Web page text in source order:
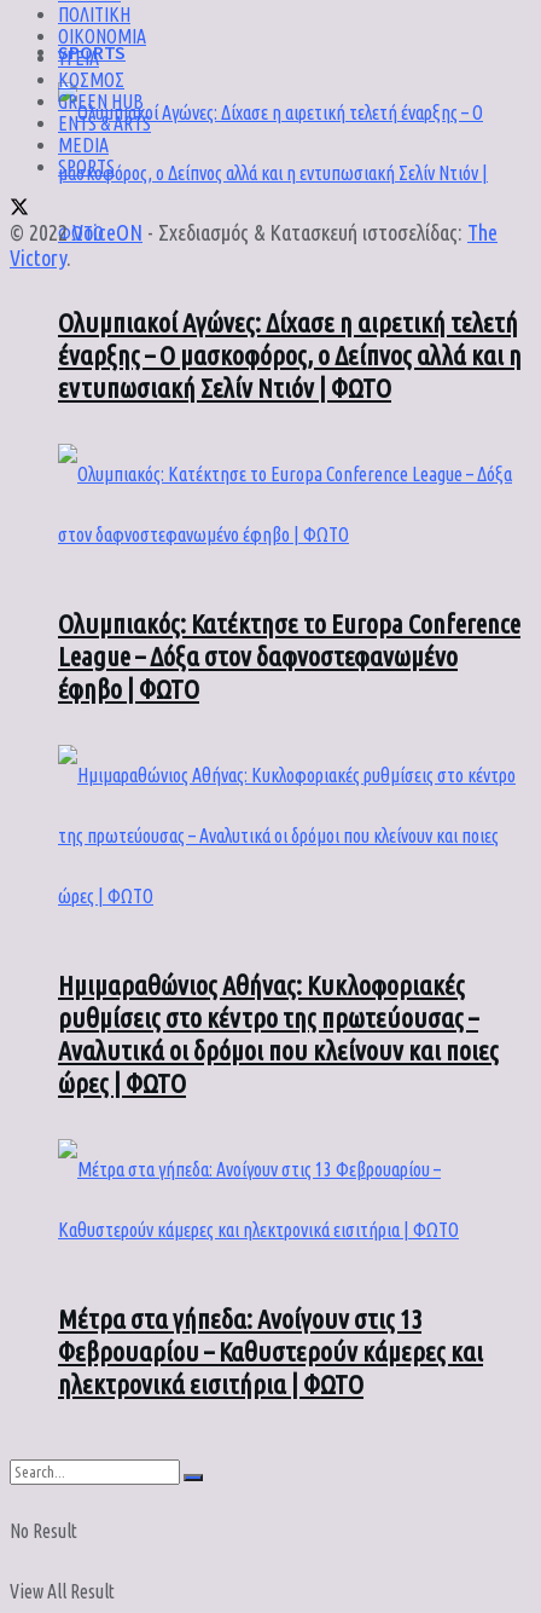
SPORTS
Ολυμπιακοί Αγώνες: Δίχασε η αιρετική τελετή
έναρξης – Ο μασκοφόρος, ο Δείπνος αλλά και η
εντυπωσιακή Σελίν Ντιόν | ΦΩΤΟ
Ολυμπιακός: Κατέκτησε το Europa Conference
League – Δόξα στον δαφνοστεφανωμένο
έφηβο | ΦΩΤΟ
Ημιμαραθώνιος Αθήνας: Κυκλοφοριακές
ρυθμίσεις στο κέντρο της πρωτεύουσας –
Αναλυτικά οι δρόμοι που κλείνουν και ποιες
ώρες | ΦΩΤΟ
Μέτρα στα γήπεδα: Ανοίγουν στις 13
Φεβρουαρίου – Καθυστερούν κάμερες και
ηλεκτρονικά εισιτήρια | ΦΩΤΟ
No Result
View All Result
ΠΟΛΙΤΙΚΗ
ΟΙΚΟΝΟΜΙΑ
ΥΓΕΙΑ
ΚΟΣΜΟΣ
GREEN HUB
ENTS & ARTS
MEDIA
SPORTS
© 2022VoiceON - Σχεδιασμός & Κατασκευή ιστοσελίδας: The
Victory.